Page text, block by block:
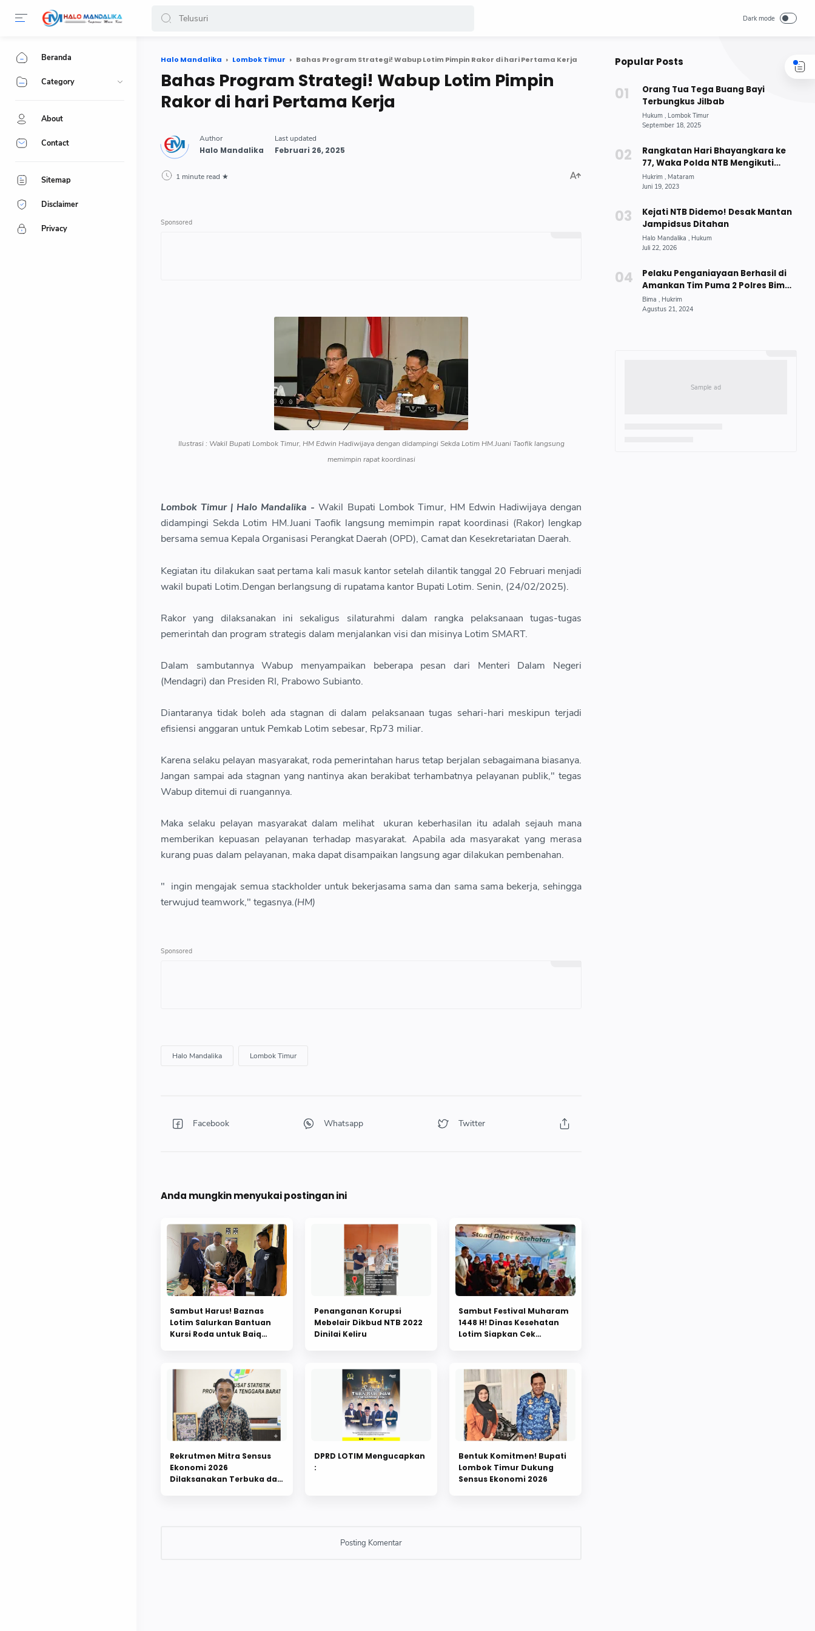
Halo Mandalika Lombok Timur Bahas Program Strategi! Wabup Lotim Pimpin Rakor di hari Pertama Kerja
Bahas Program Strategi! Wabup Lotim Pimpin
Rakor di hari Pertama Kerja
1 minute read
Ilustrasi : Wakil Bupati Lombok Timur, HM Edwin Hadiwijaya dengan didampingi Sekda Lotim HM.Juani Taofik langsung
memimpin rapat koordinasi
Lombok Timur | Halo Mandalika - Wakil Bupati Lombok Timur, HM Edwin Hadiwijaya dengan
didampingi Sekda Lotim HM.Juani Taofik langsung memimpin rapat koordinasi (Rakor) lengkap
bersama semua Kepala Organisasi Perangkat Daerah (OPD), Camat dan Kesekretariatan Daerah.
Kegiatan itu dilakukan saat pertama kali masuk kantor setelah dilantik tanggal 20 Februari menjadi
wakil bupati Lotim.Dengan berlangsung di rupatama kantor Bupati Lotim. Senin, (24/02/2025).
Rakor yang dilaksanakan ini sekaligus silaturahmi dalam rangka pelaksanaan tugas-tugas
pemerintah dan program strategis dalam menjalankan visi dan misinya Lotim SMART.
Dalam sambutannya Wabup menyampaikan beberapa pesan dari Menteri Dalam Negeri
(Mendagri) dan Presiden RI, Prabowo Subianto.
Diantaranya tidak boleh ada stagnan di dalam pelaksanaan tugas sehari-hari meskipun terjadi
efisiensi anggaran untuk Pemkab Lotim sebesar, Rp73 miliar.
Karena selaku pelayan masyarakat, roda pemerintahan harus tetap berjalan sebagaimana biasanya.
Jangan sampai ada stagnan yang nantinya akan berakibat terhambatnya pelayanan publik," tegas
Wabup ditemui di ruangannya.
Maka selaku pelayan masyarakat dalam melihat ukuran keberhasilan itu adalah sejauh mana
memberikan kepuasan pelayanan terhadap masyarakat. Apabila ada masyarakat yang merasa
kurang puas dalam pelayanan, maka dapat disampaikan langsung agar dilakukan pembenahan.
" ingin mengajak semua stackholder untuk bekerjasama sama dan sama sama bekerja, sehingga
terwujud teamwork," tegasnya.(HM)
Anda mungkin menyukai postingan ini
Sambut Harus! Baznas
Lotim Salurkan Bantuan
Kursi Roda untuk Baiq
Penanganan Korupsi
Mebelair Dikbud NTB 2022
Dinilai Keliru
Sambut Festival Muharam
1448 H! Dinas Kesehatan
Lotim Siapkan Cek
Rekrutmen Mitra Sensus
Ekonomi 2026
Dilaksanakan Terbuka dan
DPRD LOTIM Mengucapkan
:
Bentuk Komitmen! Bupati
Lombok Timur Dukung
Sensus Ekonomi 2026
Popular Posts
Orang Tua Tega Buang Bayi
Terbungkus Jilbab
Rangkatan Hari Bhayangkara ke
77, Waka Polda NTB Mengikuti
Lomba Menembak di Mako
Brimobda NTB
Kejati NTB Didemo! Desak Mantan
Jampidsus Ditahan
Pelaku Penganiayaan Berhasil di
Amankan Tim Puma 2 Polres Bima
Kota
Beranda
Category
About
Contact
Sitemap
Disclaimer
Privacy